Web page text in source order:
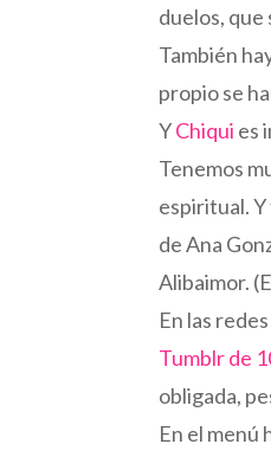
duelos, que
También
propio se
YChiqui es
Tenemos
espiritual.
de Ana
Alibaimor.
En las
Tumblr de
obligada,
En el menú